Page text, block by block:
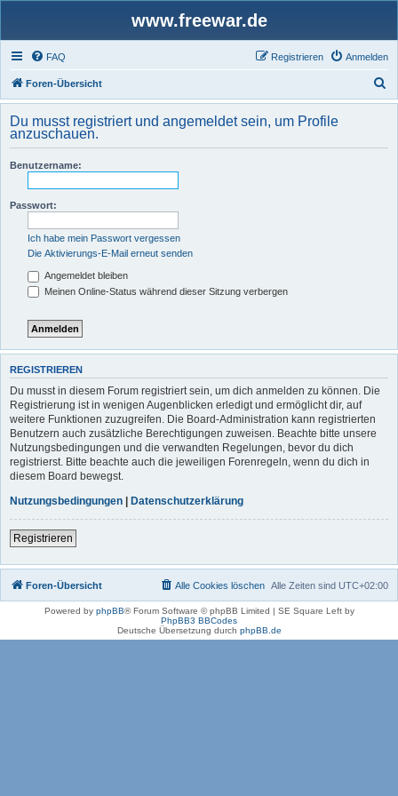
www.freewar.de
FAQ Anmelden
Registrieren
Foren-Übersicht
u
h
Du musst registriert und angemeldet sein, um Profile
anzuschauen.
Benutzername:
Passwort:
Ich habe mein Passwort vergessen
Die Aktivierungs-E-Mail erneut senden
Angemeldet bleiben
Meinen Online-Status während dieser Sitzung verbergen
REGISTRIEREN
Du musst in diesem Forum registriert sein, um dich anmelden zu können. Die
Registrierung ist in wenigen Augenblicken erledigt und ermöglicht dir, auf
weitere Funktionen zuzugreifen. Die Board-Administration kann registrierten
Benutzern auch zusätzliche Berechtigungen zuweisen. Beachte bitte unsere
Nutzungsbedingungen und die verwandten Regelungen, bevor du dich
registrierst. Bitte beachte auch die jeweiligen Forenregeln, wenn du dich in
diesem Board bewegst.
Nutzungsbedingungen | Datenschutzerklärung
Registrieren
Foren-Übersicht Alle Zeiten sind UTC+02:00
Alle Cookies löschen
Powered by phpBB® Forum Software © phpBB Limited | SE Square Left by
PhpBB3 BBCodes
Deutsche Übersetzung durch phpBB.de